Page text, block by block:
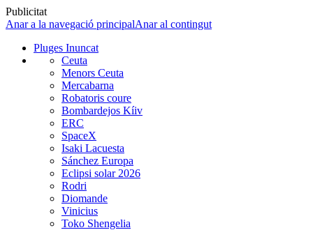
Publicitat
Anar a la navegació principalAnar al contingut
Pluges Inuncat
Ceuta
Menors Ceuta
Mercabarna
Robatoris coure
Bombardejos Kíiv
ERC
SpaceX
Isaki Lacuesta
Sánchez Europa
Eclipsi solar 2026
Rodri
Diomande
Vinicius
Toko Shengelia